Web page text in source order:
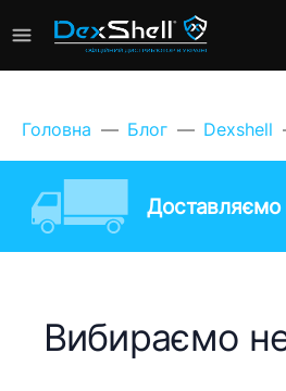
Головна Блог Dexshell
Доставляємо
Вибираємо